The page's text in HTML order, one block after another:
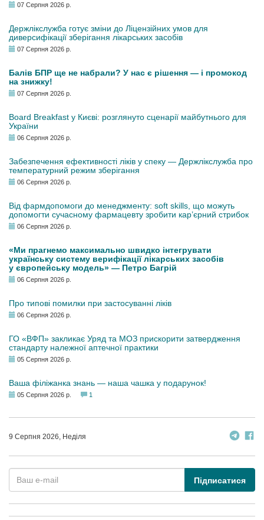
07 Серпня 2026 р.
Держлікслужба готує зміни до Ліцензійних умов для
диверсифікації зберігання лікарських засобів
07 Серпня 2026 р.
Балів БПР ще не набрали? У нас є рішення — і промокод
на знижку!
07 Серпня 2026 р.
Board Breakfast у Києві: розглянуто сценарії майбутнього для
України
06 Серпня 2026 р.
Забезпечення ефективності ліків у спеку — Держлікслужба про
температурний режим зберігання
06 Серпня 2026 р.
Від фармдопомоги до менеджменту: soft skills, що можуть
допомогти сучасному фармацевту зробити кар’єрний стрибок
06 Серпня 2026 р.
«Ми прагнемо максимально швидко інтегрувати
українську систему верифікації лікарських засобів
у європейську модель» — Петро Багрій
06 Серпня 2026 р.
Про типові помилки при застосуванні ліків
06 Серпня 2026 р.
ГО «ВФП» закликає Уряд та МОЗ прискорити затвердження
стандарту належної аптечної практики
05 Серпня 2026 р.
Ваша філіжанка знань — наша чашка у подарунок!
05 Серпня 2026 р. 1
9 Серпня 2026, Неділя
Підписатися